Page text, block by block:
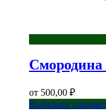
Смородина
от 500,00 ₽
Выберите